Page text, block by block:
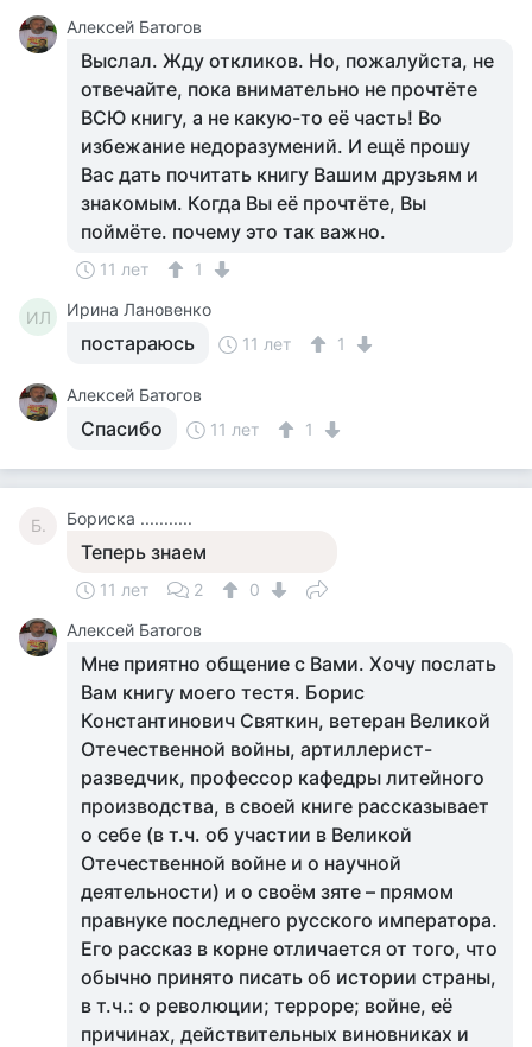
Алексей Батогов
Выслал. Жду откликов. Но, пожалуйста, не
отвечайте, пока внимательно не прочтёте
ВСЮ книгу, а не какую-то её часть! Во
избежание недоразумений. И ещё прошу
Вас дать почитать книгу Вашим друзьям и
знакомым. Когда Вы её прочтёте, Вы
поймёте. почему это так важно.
11 лет 1
ИЛ Ирина Лановенко
постараюсь 11 лет 1
Алексей Батогов
Спасибо 11 лет 1
Б. Бориска ...........
Теперь знаем
11 лет 2
0
Алексей Батогов
Мне приятно общение с Вами. Хочу послать
Вам книгу моего тестя. Борис
Константинович Святкин, ветеран Великой
Отечественной войны, артиллерист-
разведчик, профессор кафедры литейного
производства, в своей книге рассказывает
о себе (в т.ч. об участии в Великой
Отечественной войне и о научной
деятельности) и о своём зяте – прямом
правнуке последнего русского императора.
Его рассказ в корне отличается от того, что
обычно принято писать об истории страны,
в т.ч.: о революции; терроре; войне, её
причинах, действительных виновниках и